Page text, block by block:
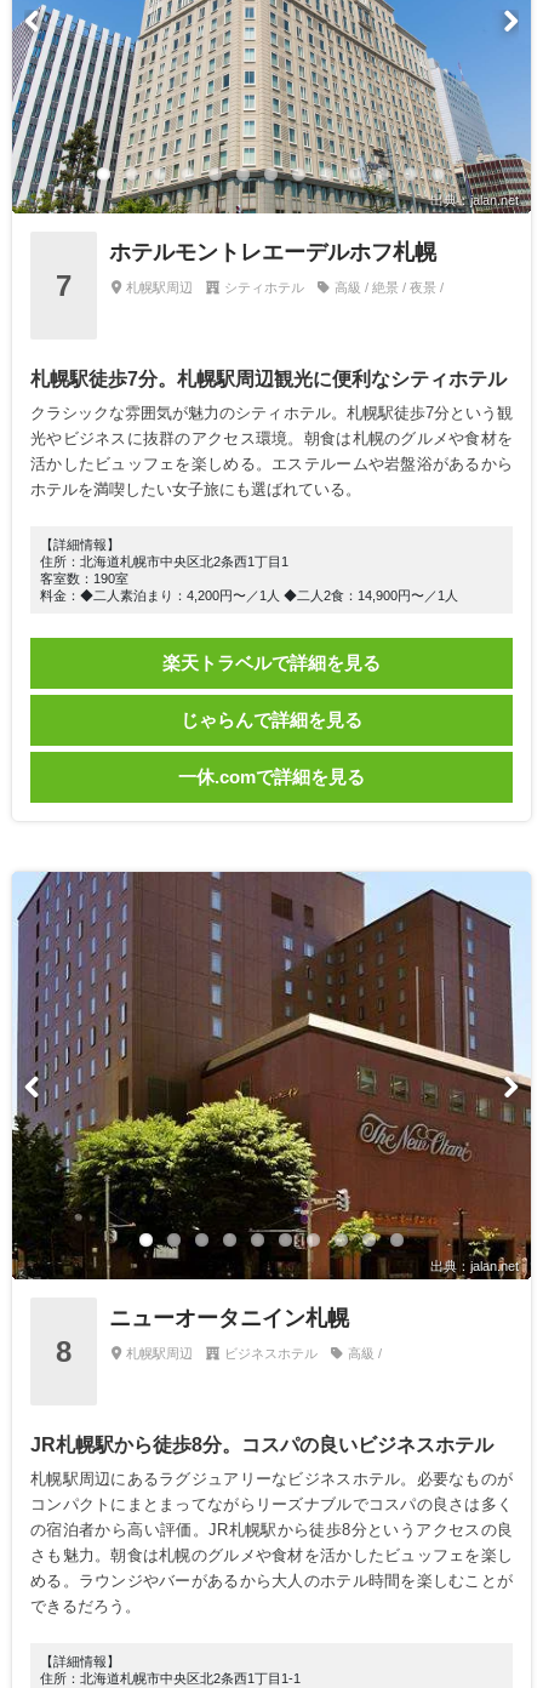
出典：jalan.net
7
ホテルモントレエーデルホフ札幌
札幌駅周辺 シティホテル 高級 / 絶景 / 夜景 /
札幌駅徒歩7分。札幌駅周辺観光に便利なシティホテル
クラシックな雰囲気が魅力のシティホテル。札幌駅徒歩7分という観
光やビジネスに抜群のアクセス環境。朝食は札幌のグルメや食材を
活かしたビュッフェを楽しめる。エステルームや岩盤浴があるから
ホテルを満喫したい女子旅にも選ばれている。
【詳細情報】
住所：北海道札幌市中央区北2条西1丁目1
客室数：190室
料金：◆二人素泊まり：4,200円〜／1人 ◆二人2食：14,900円〜／1人
楽天トラベルで詳細を見る
じゃらんで詳細を見る
一休.comで詳細を見る
出典：jalan.net
8
ニューオータニイン札幌
札幌駅周辺 ビジネスホテル 高級 /
JR札幌駅から徒歩8分。コスパの良いビジネスホテル
札幌駅周辺にあるラグジュアリーなビジネスホテル。必要なものが
コンパクトにまとまってながらリーズナブルでコスパの良さは多く
の宿泊者から高い評価。JR札幌駅から徒歩8分というアクセスの良
さも魅力。朝食は札幌のグルメや食材を活かしたビュッフェを楽し
める。ラウンジやバーがあるから大人のホテル時間を楽しむことが
できるだろう。
【詳細情報】
住所：北海道札幌市中央区北2条西1丁目1-1